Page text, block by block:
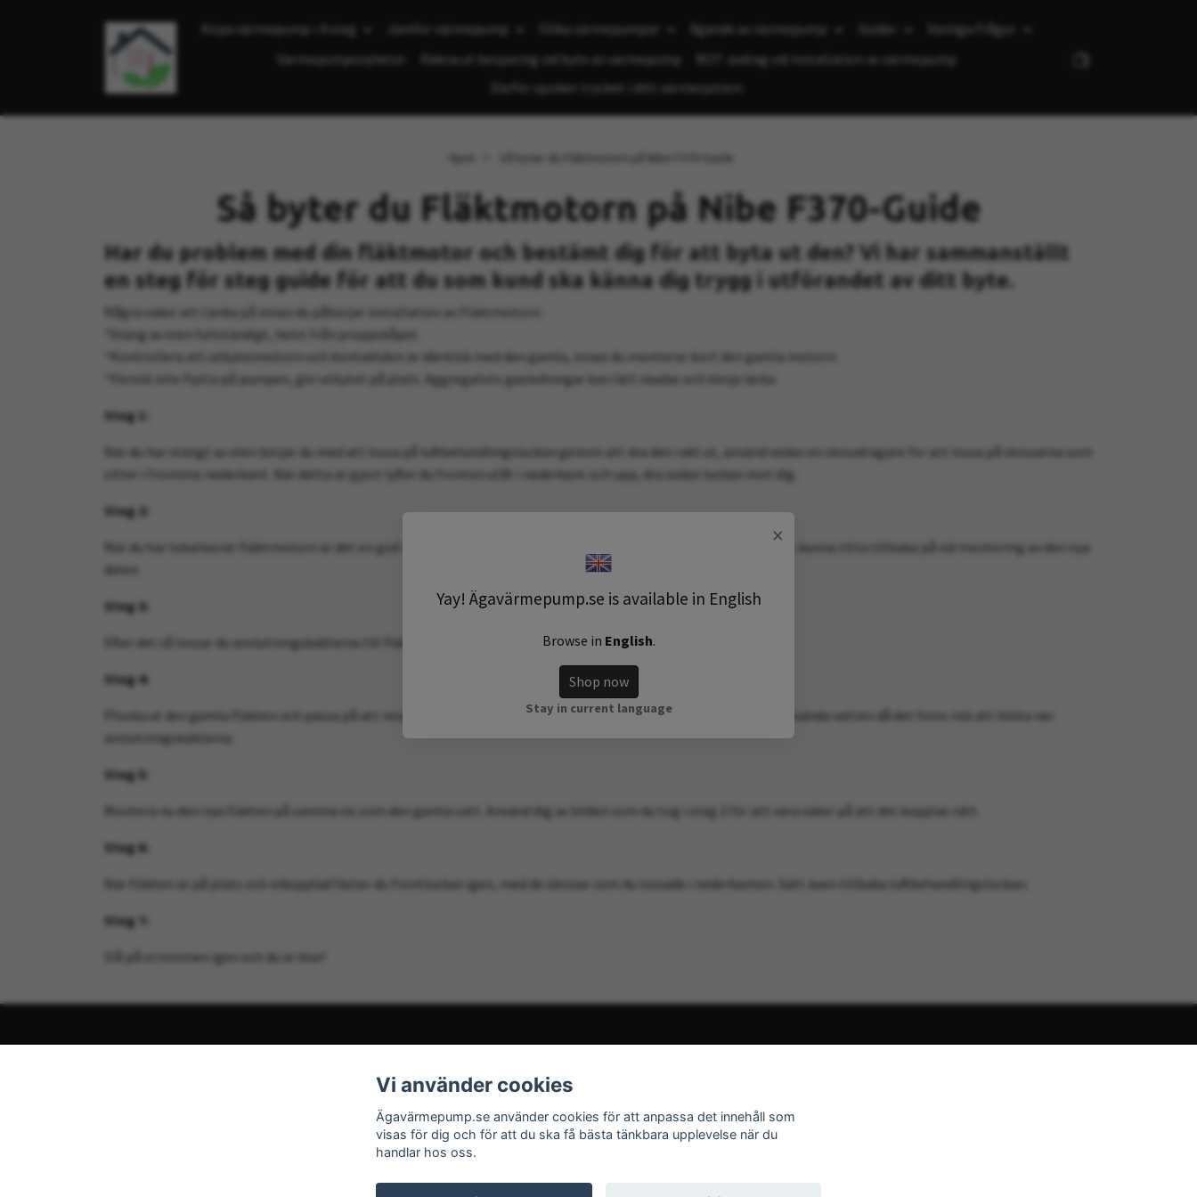
Köpa värmepump i 4 steg Jämför värmepump Olika värmepumpar Ägande av värmepump Guider
Vanliga Frågor
Värmepumpsnyheter
Räkna ut besparing vid byte av värmepump
ROT-avdrag vid installation av värmepump
Därför sjunker trycket i ditt värmesystem
Hjem
Så byter du Fläktmotorn på Nibe F370-Guide
Har du problem med din fläktmotor och bestämt dig för att byta ut den? Vi har sammanställt
en steg för steg guide för att du som kund ska känna dig trygg i utförandet av ditt byte.
Några saker att tänka på innan du påbörjar installation av Fläktmotorn:
*Stäng av elen fullständigt, helst från proppskåpet.
*Kontrollera att utbytesmotorn och kontaktdon är identisk med den gamla, innan du monterar bort den gamla motorn.
*Försök inte flytta på pumpen, gör utbytet på plats. Aggregatets gasledningar kan lätt skadas och börja läcka.
Steg 1:
När du har stängt av elen börjar du med att lossa på luftbehandlingsluckan genom att dra den rakt ut, använd sedan en skruvdragare för att lossa på skruvarna som
sitter i frontens nederkant. När detta är gjort lyfter du fronten utåt i nederkant och upp, dra sedan luckan mot dig.
Steg 2:
När du har lokaliserat fläktmotorn är det en god idé att studera den, ta med fördel en bild på hur den sitter för att kunna titta tillbaka på vid montering av den nya
delen.
Steg 3:
Efter det så lossar du anslutningskablarna till fläkten och skjuter fläktkåpan rakt upp.
Steg 4:
Plocka ut den gamla fläkten och passa på att rengöra där den gamla satt. Rengör med en torr trasa, undvik att använda vatten då det finns risk att blöta ner
anslutningskablarna.
Steg 5:
Montera nu den nya fläkten på samma vis som den gamla satt. Använd dig av bilden som du tog i steg 2 för att vara säker på att det kopplas rätt.
Steg 6:
När fläkten är på plats och inkopplad fäster du frontluckan igen, med de skruvar som du lossade i nederkanten. Sätt även tillbaka luftbehandlingsluckan.
Steg 7:
Slå på strömmen igen och du är klar!
Ägavärmepump vill ge en nyanserad bild av hur det är att äga och köpa en värmepump. Vi erbjuder möjlighet att läsa på ordentligt innan ditt köp av värmepump och värmeanläggning. Vi
kommer fortlöpande uppdatera sidan med mer info och förklara hur man kan få sin värmepump att hålla längre och vad man kan ska tänka på när man äger en värmepump. Om du har
några frågor eller förslag på vad vi ska skriva om får du gärna kontakta oss påinfo@agavarmepump.se
×
Yay! Ägavärmepump.se is available in English
Browse in English.
Shop now
Stay in current language
Vi använder cookies
Ägavärmepump.se använder cookies för att anpassa det innehåll som
visas för dig och för att du ska få bästa tänkbara upplevelse när du
handlar hos oss.